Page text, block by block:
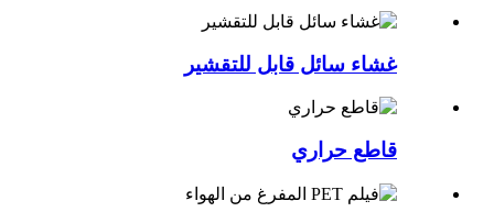
غشاء سائل قابل للتقشير
قاطع حراري